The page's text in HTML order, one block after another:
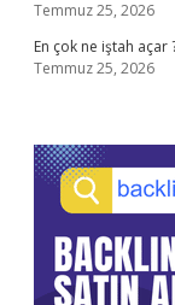
Temmuz 25, 2026
En çok ne iştah açar
Temmuz 25, 2026